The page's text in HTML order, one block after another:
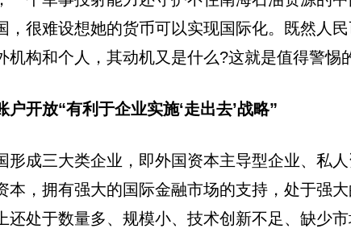
，很难设想她的货币可以实现国际化。既然人
构和个人，其动机又是什么?这就是值得警惕
户开放“有利于企业实施‘走出去’战略”
形成三大类企业，即外国资本主导型企业、私
，拥有强大的国际金融市场的支持，处于强
还处于数量多、规模小、技术创新不足、缺少